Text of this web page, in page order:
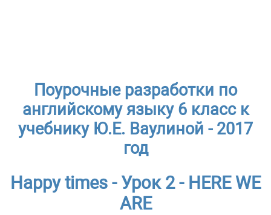
Поурочные разработки по
английскому языку 6 класс к
учебнику Ю.Е. Ваулиной - 2017
год
Happy times - Урок 2 - HERE WE
ARE